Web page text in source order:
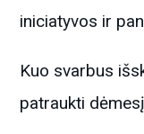
iniciatyvos ir
Kuo svarbus
patraukti